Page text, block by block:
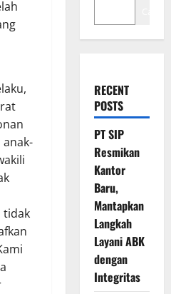
tidak
RECENT
POSTS
PT SIP
Resmikan
Kantor
Baru,
Mantapkan
Langkah
Layani ABK
dengan
Integritas